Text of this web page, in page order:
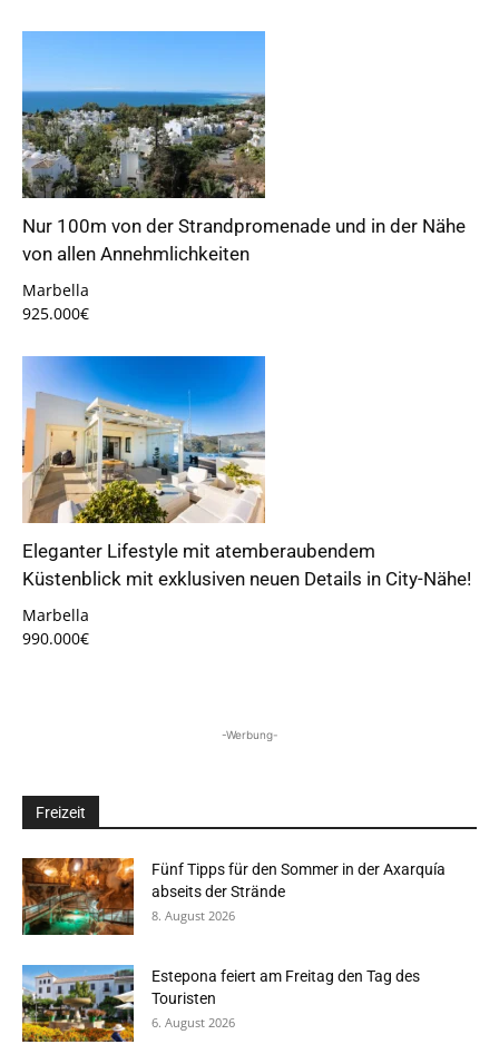
Nur 100m von der Strandpromenade und in der Nähe
von allen Annehmlichkeiten
Marbella
925.000€
Eleganter Lifestyle mit atemberaubendem
Küstenblick mit exklusiven neuen Details in City-Nähe!
Marbella
990.000€
-Werbung-
Freizeit
Fünf Tipps für den Sommer in der Axarquía
abseits der Strände
8. August 2026
Estepona feiert am Freitag den Tag des
Touristen
6. August 2026